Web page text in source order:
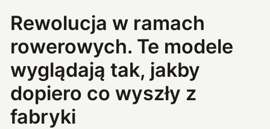
Rewolucja w ramach
rowerowych. Te modele
wyglądają tak, jakby
dopiero co wyszły z
fabryki